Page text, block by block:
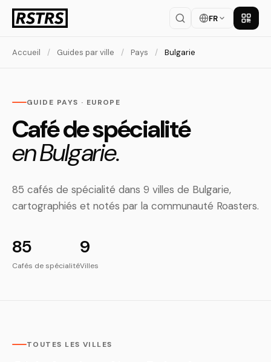
FR
Accueil / Guides par ville / Pays / Bulgarie
GUIDE PAYS · EUROPE
Café de spécialité
en Bulgarie.
85 cafés de spécialité dans 9 villes de Bulgarie,
cartographiés et notés par la communauté Roasters.
85
Cafés de spécialité
9
Villes
TOUTES LES VILLES